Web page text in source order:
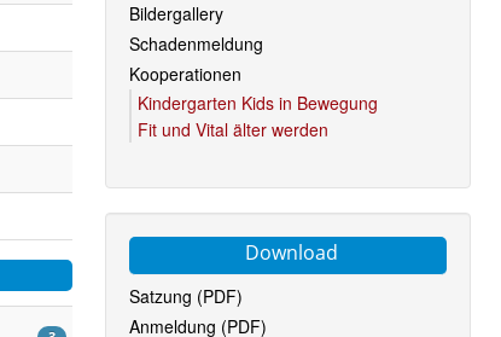
Bildergallery
Schadenmeldung
Kooperationen
Kindergarten Kids in Bewegung
Fit und Vital älter werden
Download
Satzung (PDF)
Anmeldung (PDF)